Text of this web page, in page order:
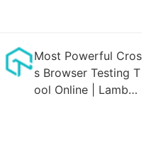
Most Powerful Cros
s Browser Testing T
ool Online | Lambda